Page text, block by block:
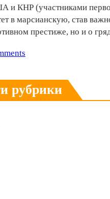
и КНР (участниками
в марсианскую, став
престиже, но и о
рубрики